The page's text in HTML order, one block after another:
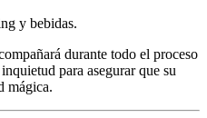
y bebidas.
durante todo el proceso
para asegurar que su
mágica.